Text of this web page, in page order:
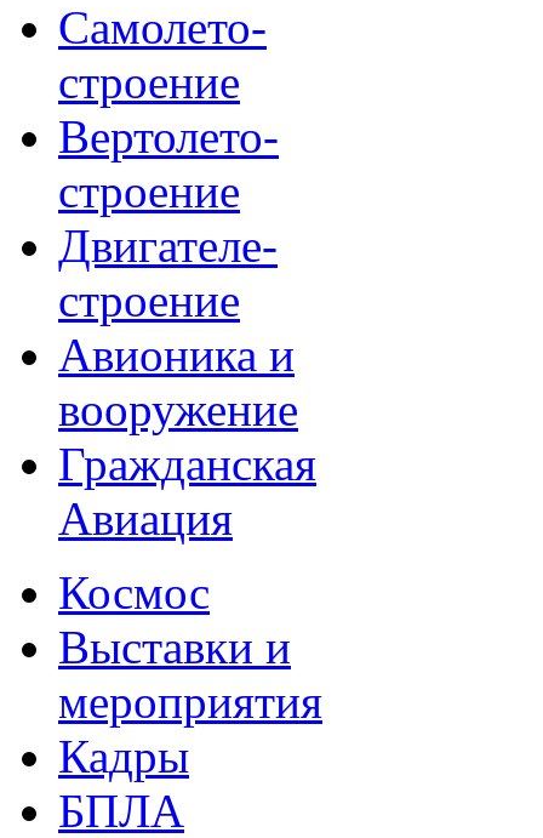
Самолето-
строение
Вертолето-
строение
Двигателе-
строение
Авионика и
вооружение
Гражданская
Авиация
Космос
Выставки и
мероприятия
Кадры
БПЛА